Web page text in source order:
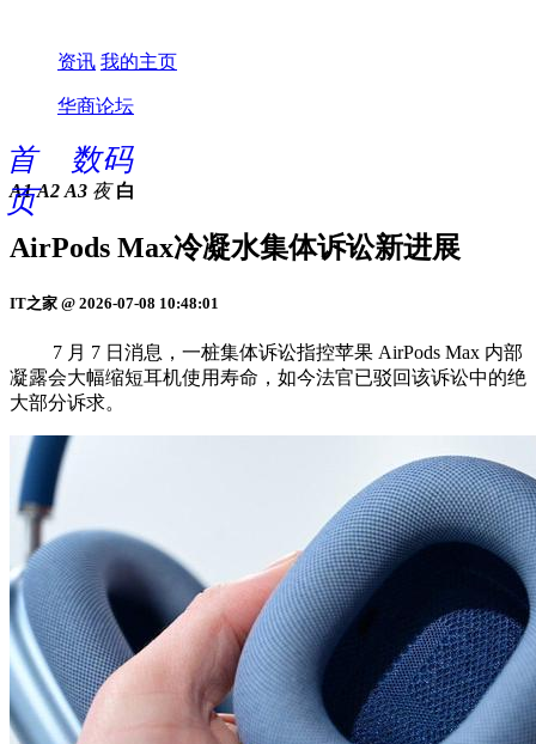
资讯 我的主页
华商论坛
首
页
数码
A1 A2 A3 夜 白
AirPods Max冷凝水集体诉讼新进展
IT之家 @ 2026-07-08 10:48:01
7 月 7 日消息，一桩集体诉讼指控苹果 AirPods Max 内部
凝露会大幅缩短耳机使用寿命，如今法官已驳回该诉讼中的绝
大部分诉求。